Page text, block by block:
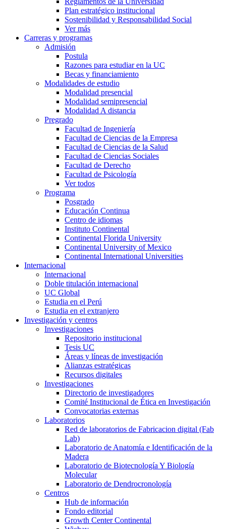
Plan estratégico institucional
Sostenibilidad y Responsabilidad Social
Ver más
Carreras y programas
Admisión
Postula
Razones para estudiar en la UC
Becas y financiamiento
Modalidades de estudio
Modalidad presencial
Modalidad semipresencial
Modalidad A distancia
Pregrado
Facultad de Ingeniería
Facultad de Ciencias de la Empresa
Facultad de Ciencias de la Salud
Facultad de Ciencias Sociales
Facultad de Derecho
Facultad de Psicología
Ver todos
Programa
Posgrado
Educación Continua
Centro de idiomas
Instituto Continental
Continental Florida University
Continental University of Mexico
Continental International Universities
Internacional
Internacional
Doble titulación internacional
UC Global
Estudia en el Perú
Estudia en el extranjero
Investigación y centros
Investigaciones
Repositorio institucional
Tesis UC
Áreas y líneas de investigación
Alianzas estratégicas
Recursos digitales
Investigaciones
Directorio de investigadores
Comité Institucional de Ética en Investigación
Convocatorias externas
Laboratorios
Red de laboratorios de Fabricacion digital (Fab
Lab)
Laboratorio de Anatomía e Identificación de la
Madera
Laboratorio de Biotecnología Y Biología
Molecular
Laboratorio de Dendrocronología
Centros
Hub de información
Fondo editorial
Growth Center Continental